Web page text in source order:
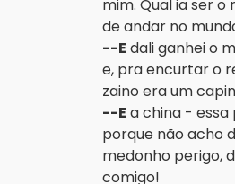
mim. Qual ia ser
de andar no
--E dali ganhei o
e, pra encurtar o
zaino era um
--E a china - essa
porque não acho
medonho perigo,
comigo!